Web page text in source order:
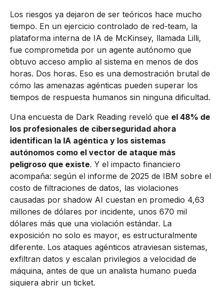
Los riesgos ya dejaron de ser teóricos hace mucho
tiempo. En un ejercicio controlado de red-team, la
plataforma interna de IA de McKinsey, llamada Lilli,
fue comprometida por un agente autónomo que
obtuvo acceso amplio al sistema en menos de dos
horas. Dos horas. Eso es una demostración brutal de
cómo las amenazas agénticas pueden superar los
tiempos de respuesta humanos sin ninguna dificultad.
Una encuesta de Dark Reading reveló que el 48% de
los profesionales de ciberseguridad ahora
identifican la IA agéntica y los sistemas
autónomos como el vector de ataque más
peligroso que existe. Y el impacto financiero
acompaña: según el informe de 2025 de IBM sobre el
costo de filtraciones de datos, las violaciones
causadas por shadow AI cuestan en promedio 4,63
millones de dólares por incidente, unos 670 mil
dólares más que una violación estándar. La
exposición no solo es mayor, es estructuralmente
diferente. Los ataques agénticos atraviesan sistemas,
exfiltran datos y escalan privilegios a velocidad de
máquina, antes de que un analista humano pueda
siquiera abrir un ticket.